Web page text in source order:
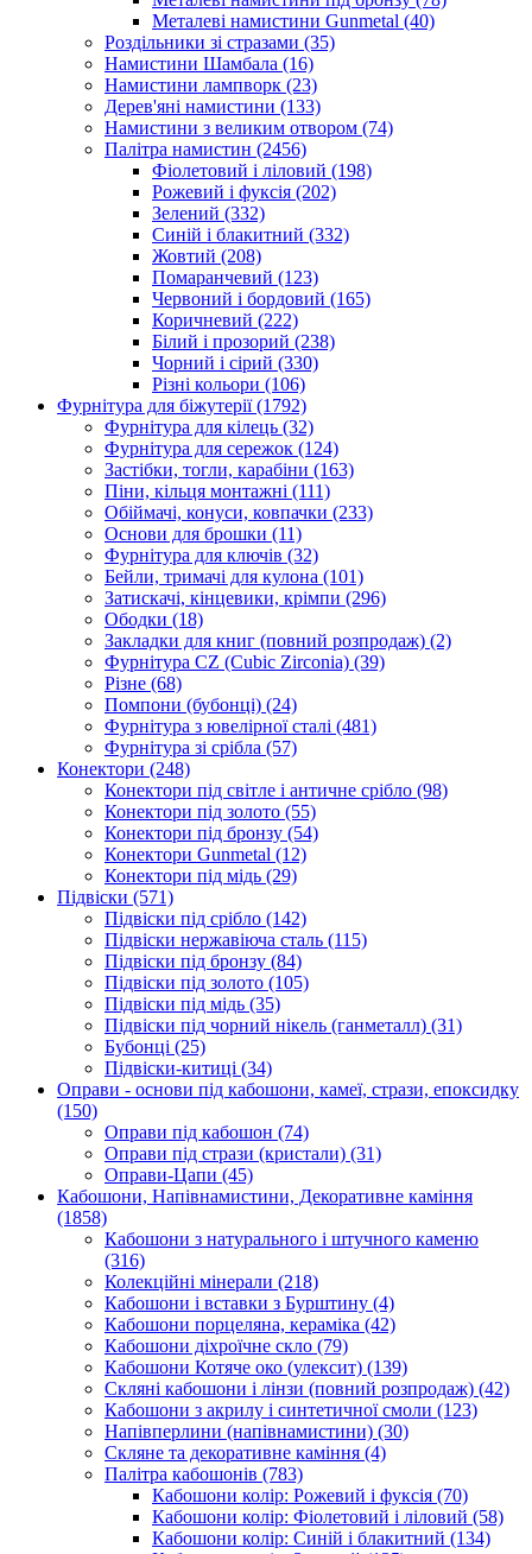
Металеві намистини Gunmetal (40)
Роздільники зі стразами (35)
Намистини Шамбала (16)
Намистини лампворк (23)
Дерев'яні намистини (133)
Намистини з великим отвором (74)
Палітра намистин (2456)
Фіолетовий і ліловий (198)
Рожевий і фуксія (202)
Зелений (332)
Синій і блакитний (332)
Жовтий (208)
Помаранчевий (123)
Червоний і бордовий (165)
Коричневий (222)
Білий і прозорий (238)
Чорний і сірий (330)
Різні кольори (106)
Фурнітура для біжутерії(1792)
Фурнітура для кілець (32)
Фурнітура для сережок (124)
Застібки, тогли, карабіни (163)
Піни, кільця монтажні (111)
Обіймачі, конуси, ковпачки (233)
Основи для брошки (11)
Фурнітура для ключів (32)
Бейли, тримачі для кулона (101)
Затискачі, кінцевики, крімпи (296)
Ободки (18)
Закладки для книг (повний розпродаж) (2)
Фурнітура CZ (Cubic Zirconia) (39)
Різне (68)
Помпони (бубонці) (24)
Фурнітура з ювелірної сталі (481)
Фурнітура зі срібла (57)
Конектори (248)
Конектори під світле і античне срібло (98)
Конектори під золото (55)
Конектори під бронзу (54)
Конектори Gunmetal (12)
Конектори під мідь (29)
Підвіски (571)
Підвіски під срібло (142)
Підвіски нержавіюча сталь (115)
Підвіски під бронзу (84)
Підвіски під золото (105)
Підвіски під мідь (35)
Підвіски під чорний нікель (ганметалл) (31)
Бубонці (25)
Підвіски-китиці (34)
Оправи - основи під кабошони, камеї, стрази, епоксидку
(150)
Оправи під кабошон (74)
Оправи під стрази (кристали) (31)
Оправи-Цапи (45)
Кабошони, Напівнамистини, Декоративне каміння
(1858)
Кабошони з натурального і штучного каменю
(316)
Колекційні мінерали (218)
Кабошони і вставки з Бурштину (4)
Кабошони порцеляна, кераміка (42)
Кабошони діхроїчне скло (79)
Кабошони Котяче око (улексит) (139)
Скляні кабошони і лінзи (повний розпродаж) (42)
Кабошони з акрилу і синтетичної смоли (123)
Напівперлини (напівнамистини) (30)
Скляне та декоративне каміння (4)
Палітра кабошонів (783)
Кабошони колір: Рожевий і фуксія (70)
Кабошони колір: Фіолетовий і ліловий (58)
Кабошони колір: Синій і блакитний (134)